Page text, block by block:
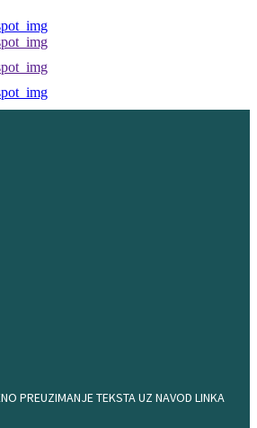
PREUZIMANJE TEKSTA UZ NAVOD LINKA